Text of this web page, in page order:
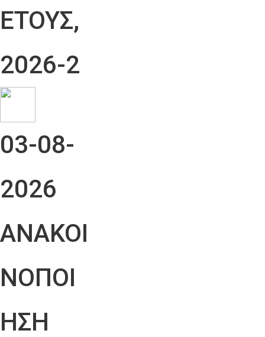
ΕΤΟΥΣ,
2026-2
03-08-
2026
ΑΝΑΚΟΙ
ΝΟΠΟΙ
ΗΣΗ